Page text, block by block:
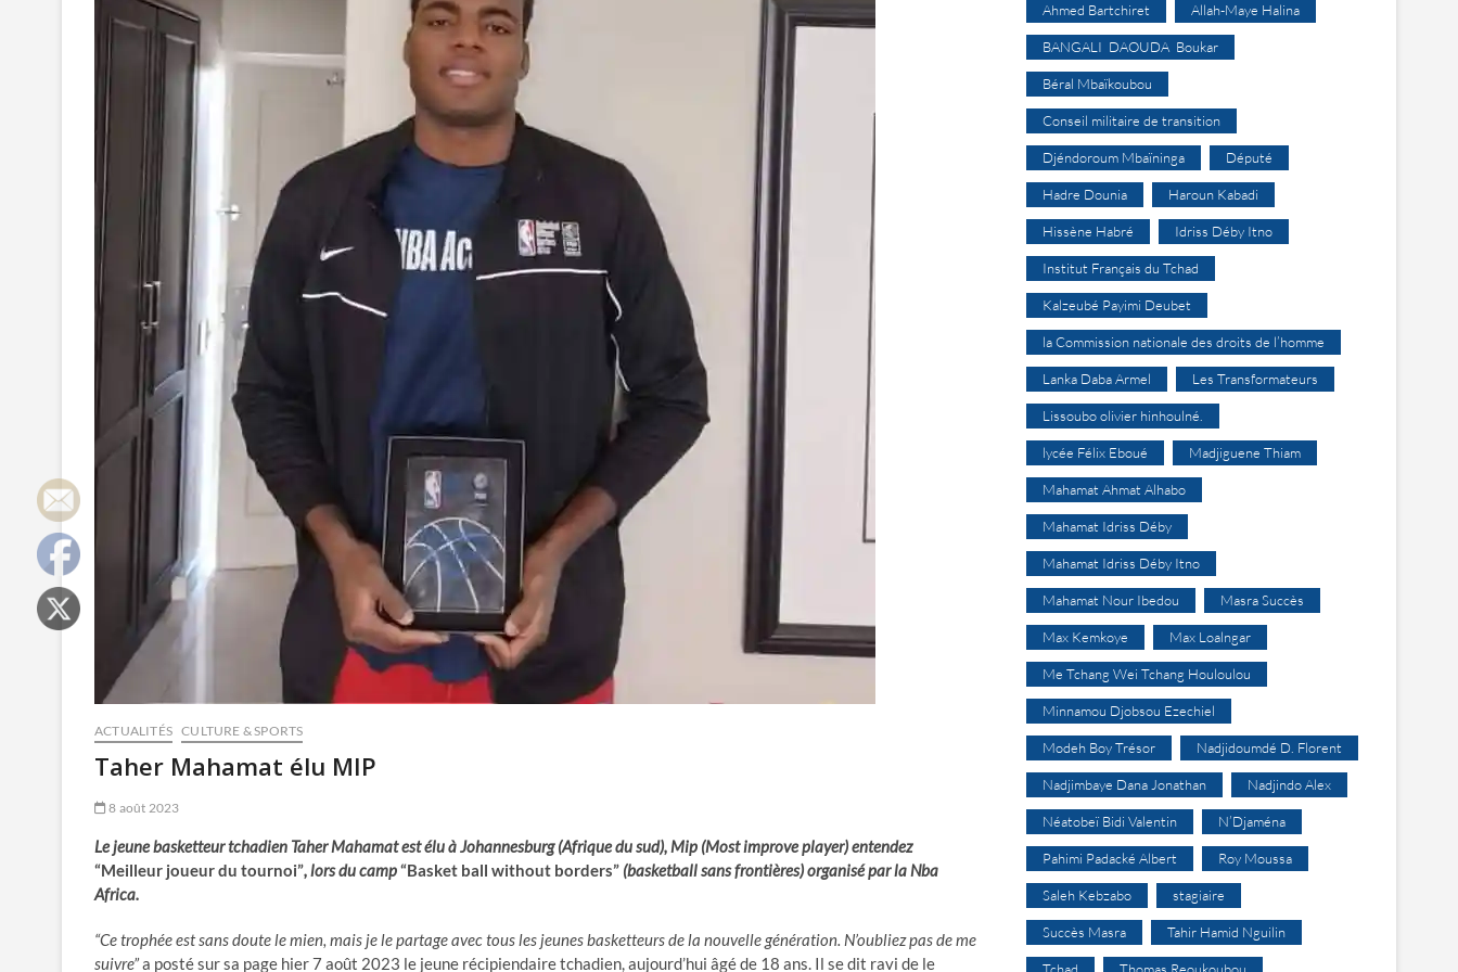
ACTUALITÉS CULTURE & SPORTS
Taher Mahamat élu MIP
8 août 2023
Le jeune basketteur tchadien Taher Mahamat est élu à Johannesburg (Afrique du sud), Mip (Most improve player) entendez
“Meilleur joueur du tournoi”, lors du camp“Basket ball without borders” (basketball sans frontières) organisé par la Nba
Africa.
“Ce trophée est sans doute le mien, mais je le partage avec tous les jeunes basketteurs de la nouvelle génération. N’oubliez pas de me
suivre”a posté sur sa page hier 7 août 2023 le jeune récipiendaire tchadien, aujourd’hui âgé de 18 ans. Il se dit ravi de le
Ahmed Bartchiret Allah-Maye Halina
BANGALI DAOUDA Boukar
Béral Mbaïkoubou
Conseil militaire de transition
Djéndoroum Mbaïninga Député
Hadre Dounia Haroun Kabadi
Hissène Habré Idriss Déby Itno
Institut Français du Tchad
Kalzeubé Payimi Deubet
la Commission nationale des droits de l’homme
Lanka Daba Armel Les Transformateurs
Lissoubo olivier hinhoulné.
lycée Félix Eboué Madjiguene Thiam
Mahamat Ahmat Alhabo
Mahamat Idriss Déby
Mahamat Idriss Déby Itno
Mahamat Nour Ibedou Masra Succès
Max Kemkoye Max Loalngar
Me Tchang Wei Tchang Houloulou
Minnamou Djobsou Ezechiel
Modeh Boy Trésor Nadjidoumdé D. Florent
Nadjimbaye Dana Jonathan Nadjindo Alex
Néatobeï Bidi Valentin N’Djaména
Pahimi Padacké Albert Roy Moussa
Saleh Kebzabo stagiaire
Succès Masra Tahir Hamid Nguilin